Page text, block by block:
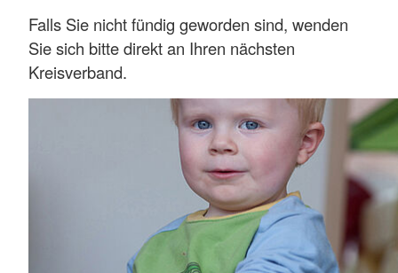
Falls Sie nicht fündig geworden sind, wenden
Sie sich bitte direkt an Ihren nächsten
Kreisverband.